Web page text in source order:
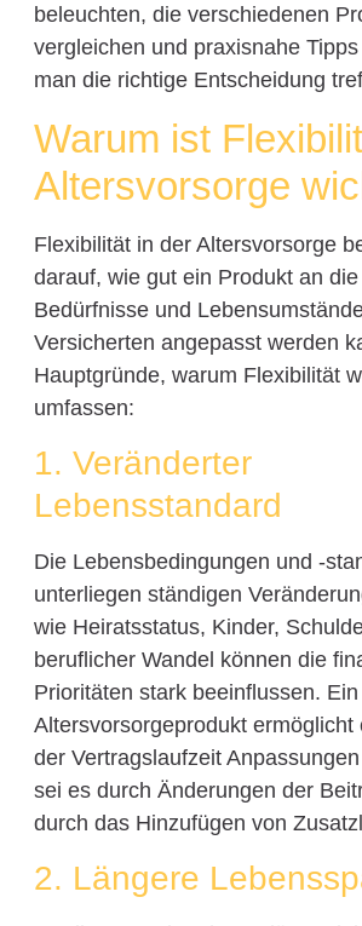
beleuchten, die verschiedenen
vergleichen und praxisnahe
man die richtige Entscheidung
Warum ist
Altersvorsorge
Flexibilität in der Altersvorsorge
darauf, wie gut ein Produkt an
Bedürfnisse und
Versicherten angepasst werden
Hauptgründe, warum Flexibilität
umfassen:
1. Veränderter
Lebensstandard
Die Lebensbedingungen und -
unterliegen ständigen
wie Heiratsstatus, Kinder,
beruflicher Wandel können die
Prioritäten stark beeinflussen.
Altersvorsorgeprodukt ermöglicht
der Vertragslaufzeit
sei es durch Änderungen der
durch das Hinzufügen von
2. Längere